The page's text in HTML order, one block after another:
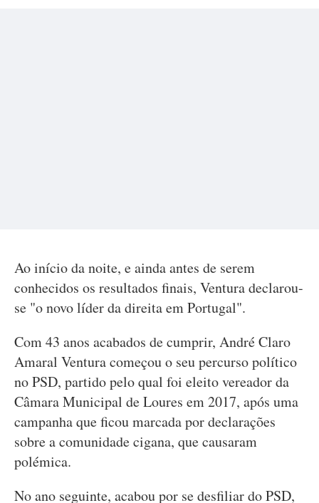
Ao início da noite, e ainda antes de serem
conhecidos os resultados finais, Ventura declarou-
se "o novo líder da direita em Portugal".
Com 43 anos acabados de cumprir, André Claro
Amaral Ventura começou o seu percurso político
no PSD, partido pelo qual foi eleito vereador da
Câmara Municipal de Loures em 2017, após uma
campanha que ficou marcada por declarações
sobre a comunidade cigana, que causaram
polémica.
No ano seguinte, acabou por se desfiliar do PSD,